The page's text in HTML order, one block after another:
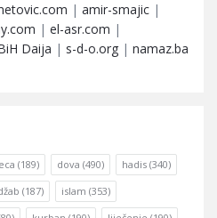
| amir-smajic |
| el-asr.com |
Daija | s-d-o.org | namaz.ba
(189) dova (490) hadis (340)
(187) islam (353)